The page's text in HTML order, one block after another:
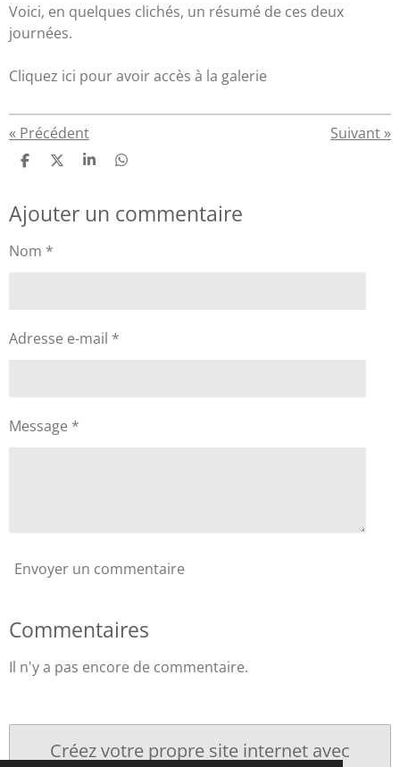
Voici, en quelques clichés, un résumé de ces deux
journées.
Cliquez ici pour avoir accès à la galerie
« Précédent Suivant »
P
t
a
e
P
t
a
P
t
a
P
t
a
Ajouter un commentaire
Nom *
Adresse e-mail *
Message *
Envoyer un commentaire
Commentaires
Il n'y a pas encore de commentaire.
Créez votre propre site internet avec